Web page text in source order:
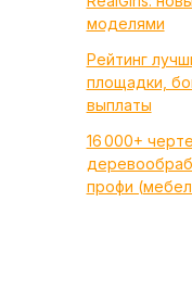
моделями
Рейтинг
площадки,
выплаты
16 000+
профи